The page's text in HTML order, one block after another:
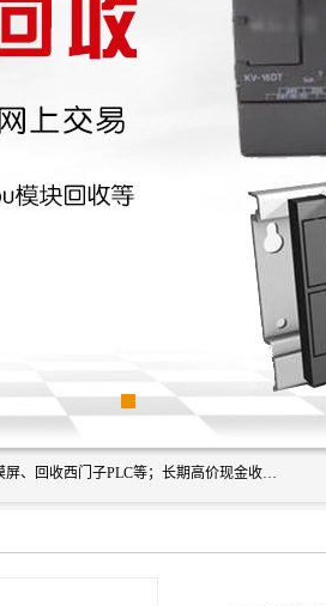
深圳市福田区诚芯源电子商行主营业务：回收西门子模块、回收西门子触摸屏、回收西门子PLC等；长期高价现金收购个人和工厂库存电子元件，我们以努力处事、以诚信待人，能迅速为客户消化库存、减少仓储、回笼资金，我们交易灵活方便，现金支付，价格合 理，尽量满足客户的要求，提供一条龙服务。